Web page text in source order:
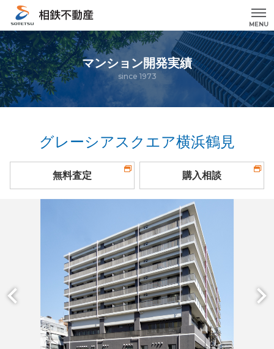
MENU
マンション開発実績
since 1973
グレーシアスクエア横浜鶴見
無料査定 購入相談